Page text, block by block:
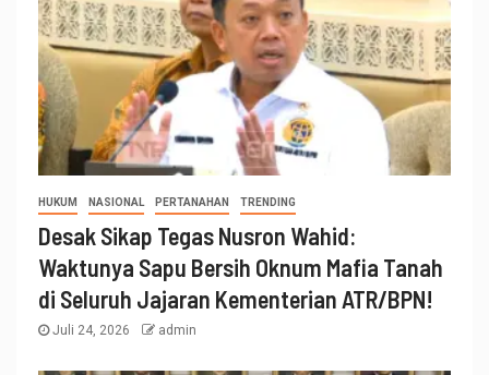
HUKUM NASIONAL PERTANAHAN TRENDING
Desak Sikap Tegas Nusron Wahid:
Waktunya Sapu Bersih Oknum Mafia Tanah
di Seluruh Jajaran Kementerian ATR/BPN!
Juli 24, 2026 admin